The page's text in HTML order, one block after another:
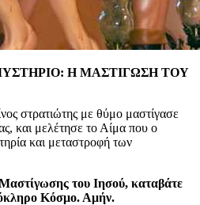
Η ΜΑΣΤΙΓΩΣΗ ΤΟΥ
στρατιώτης με θύμο μαστίγασε
και μελέτησε το Αίμα που ο
και μεταστροφή των
του Ιησού, καταβάτε
Κόσμο. Αμήν.